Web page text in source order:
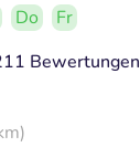
Do
Fr
Bewertungen